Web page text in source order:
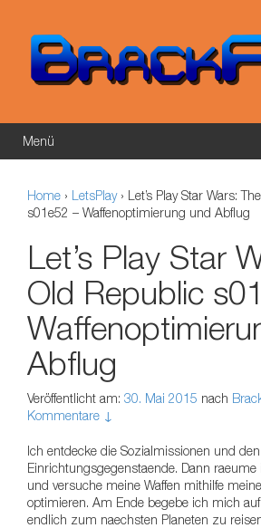
Menü
Home › LetsPlay › Let’s Play Star Wars:
s01e52 – Waffenoptimierung und Abflug
Let’s Play Star
Old Republic
Abflug
Veröffentlicht am: 30. Mai 2015 nach
Kommentare ↓
Ich entdecke die Sozialmissionen und
Einrichtungsgegenstaende. Dann
und versuche meine Waffen mithilfe
optimieren. Am Ende begebe ich mich
endlich zum naechsten Planeten zu